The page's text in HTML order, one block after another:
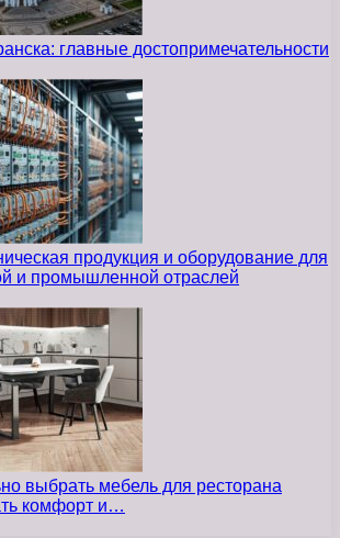
главные достопримечательности
продукция и оборудование для
и промышленной отраслей
выбрать мебель для ресторана
комфорт и…